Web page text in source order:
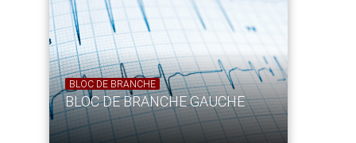
BLOC DE BRANCHE
BLOC DE BRANCHE GAUCHE